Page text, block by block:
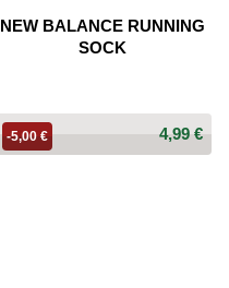
NEW BALANCE RUNNING
SOCK
4,99 €
-5,00 €